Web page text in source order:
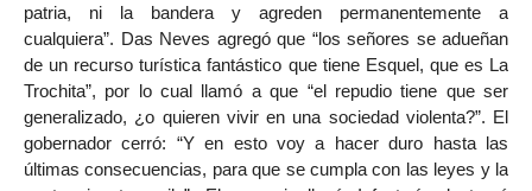
patria, ni la bandera y agreden permanentemente a
cualquiera”. Das Neves agregó que “los señores se adueñan
de un recurso turística fantástico que tiene Esquel, que es La
Trochita”, por lo cual llamó a que “el repudio tiene que ser
generalizado, ¿o quieren vivir en una sociedad violenta?”. El
gobernador cerró: “Y en esto voy a hacer duro hasta las
últimas consecuencias, para que se cumpla con las leyes y la